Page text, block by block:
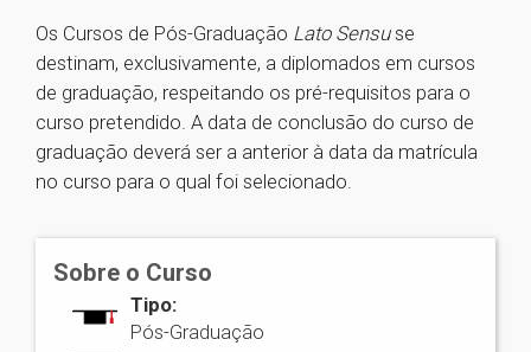
Os Cursos de Pós-Graduação Lato Sensuse
destinam, exclusivamente, a diplomados em cursos
de graduação, respeitando os pré-requisitos para o
curso pretendido. A data de conclusão do curso de
graduação deverá ser a anterior à data da matrícula
no curso para o qual foi selecionado.
Sobre o Curso
Tipo:
Pós-Graduação